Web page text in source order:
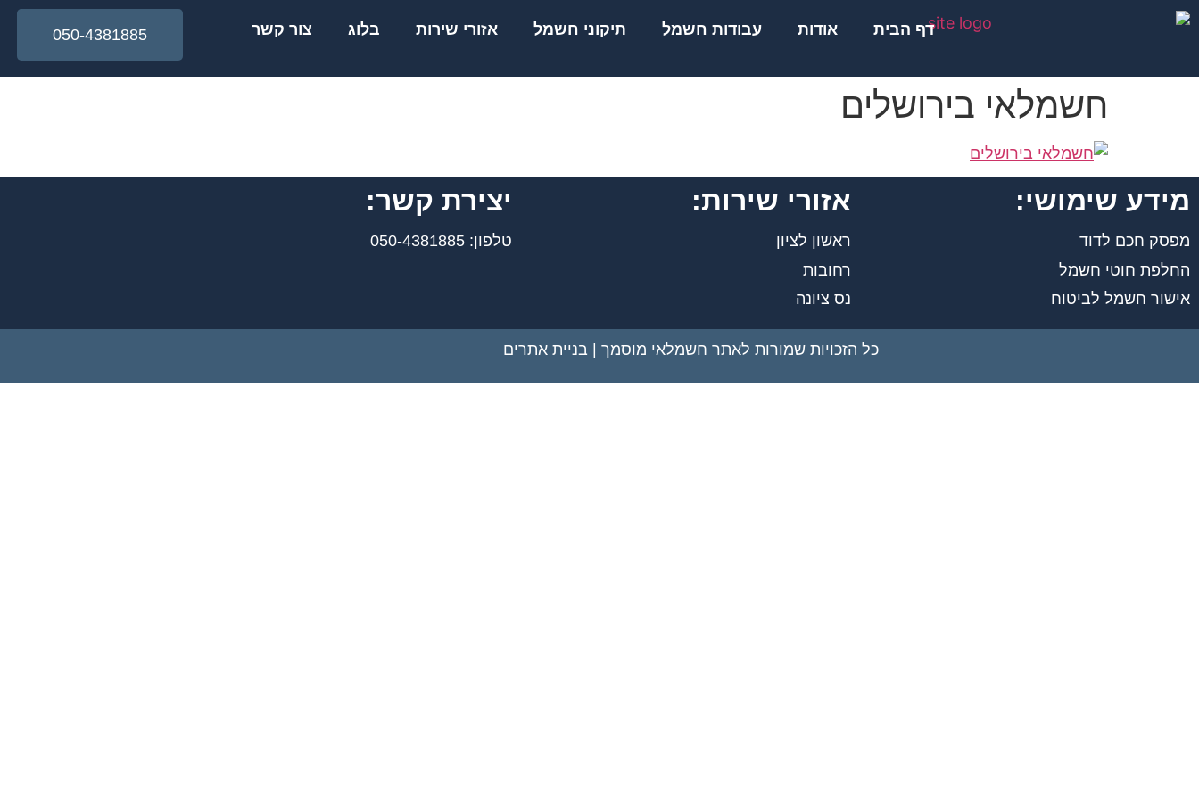
לתוכן
דף הבית אודות עבודות חשמל תיקוני חשמל אזורי שירות בלוג צור קשר 050-4381885
חשמלאי בירושלים
מידע שימושי:
מפסק חכם לדוד
החלפת חוטי חשמל
אישור חשמל לביטוח
אזורי שירות:
ראשון לציון
רחובות
נס ציונה
יצירת קשר:
טלפון: 050-4381885
כל הזכויות שמורות לאתר חשמלאי מוסמך | בניית אתרים